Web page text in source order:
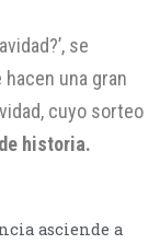
se
una gran
cuyo sorteo
historia.
asciende a